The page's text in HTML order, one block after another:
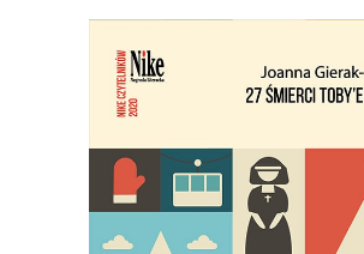
27 ŚMIERCI TOBY’EGO